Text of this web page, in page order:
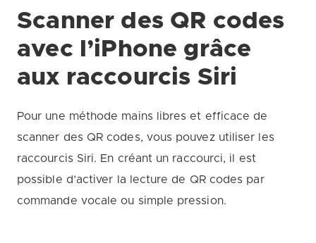
Scanner des QR codes
avec l’iPhone grâce
aux raccourcis Siri
Pour une méthode mains libres et efficace de
scanner des QR codes, vous pouvez utiliser les
raccourcis Siri. En créant un raccourci, il est
possible d’activer la lecture de QR codes par
commande vocale ou simple pression.